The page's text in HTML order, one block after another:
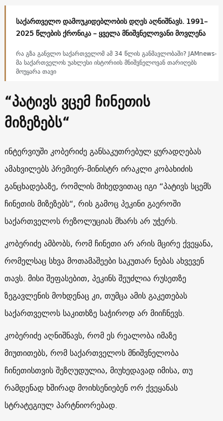
საქართველო დამოუკიდებლობის დღეს აღნიშნავს. 1991–
2025 წლების ქრონიკა – ყველა მნიშვნელოვანი მოვლენა
რა გზა განვლო საქართველომ ამ 34 წლის განმავლობაში? JAMnews-
მა საქართველოს უახლესი ისტორიის მნიშვნელოვან თარიღებს
მოუყარა თავი
“პატივს ვცემ ჩინეთის
მიზეზებს“
ინტერვიუში კობერიძე განსაკუთრებულ ყურადღებას
ამახვილებს პრემიერ-მინისტრ ირაკლი კობახიძის
განცხადებაზე, რომლის მიხედვითაც იგი “პატივს სცემს
ჩინეთის მიზეზებს“, რის გამოც პეკინი გაეროში
საქართველოს რეზოლუციას მხარს არ უჭერს.
კობერიძე ამბობს, რომ ჩინეთი არ არის მცირე ქვეყანა,
რომელსაც სხვა მოთამაშეები საკუთარ ნებას ახვევენ
თავს. მისი შეფასებით, პეკინს შეუძლია რუსეთზე
ზეგავლენის მოხდენაც კი, თუმცა ამის გაკეთებას
საქართველოს საკითხზე საჭიროდ არ მიიჩნევს.
კობერიძე აღნიშნავს, რომ ეს რეალობა იმაზე
მიუთითებს, რომ საქართველოს მნიშვნელობა
ჩინეთისთვის შეზღუდულია, მიუხედავად იმისა, თუ
რამდენად ხშირად მოიხსენიებენ ორ ქვეყანას
სტრატეგიულ პარტნიორებად.